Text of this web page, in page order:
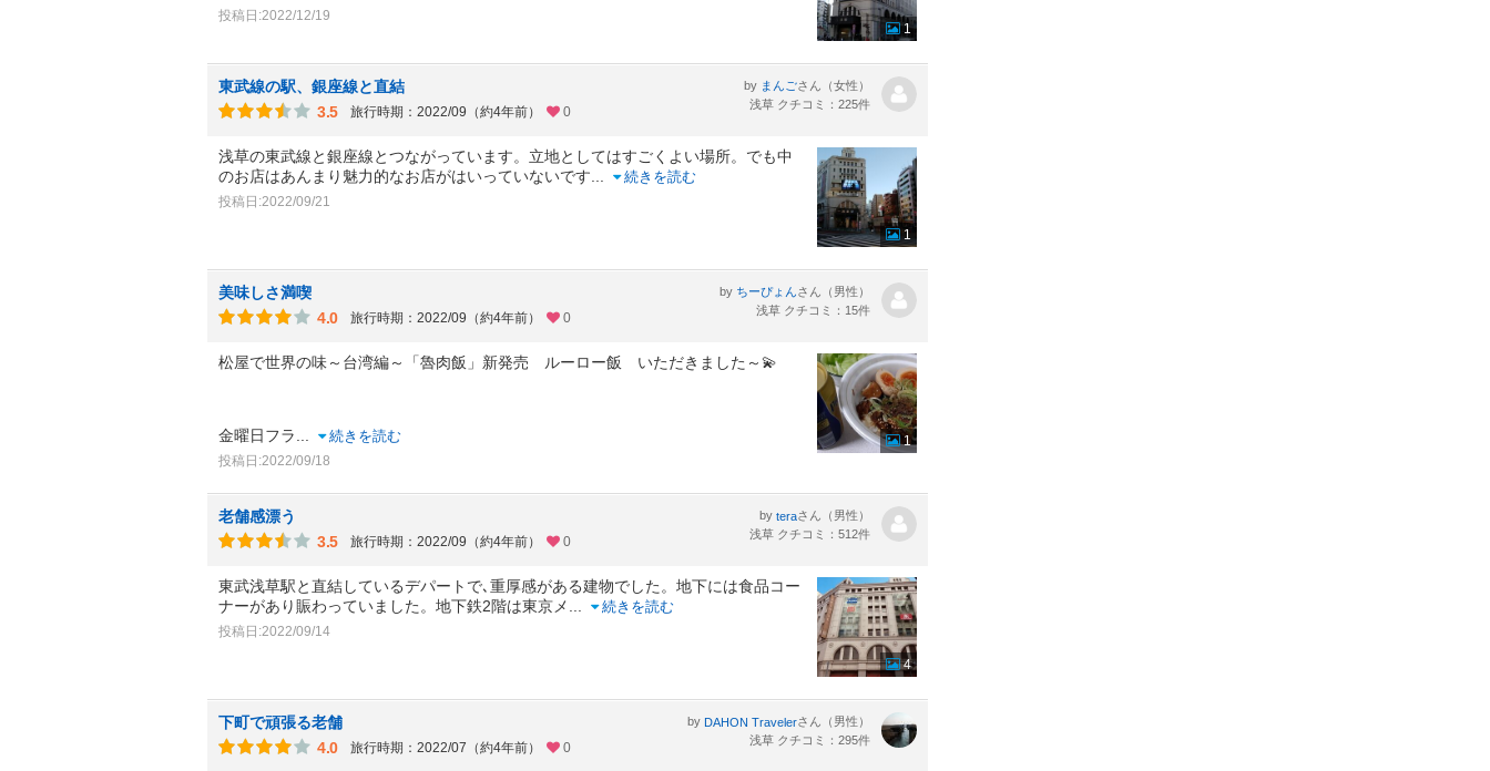
投稿日:2022/12/19
1
東武線の駅、銀座線と直結
3.5
旅行時期：2022/09（約4年前） 0
by まんごさん（女性）
浅草 クチコミ：225件
浅草の東武線と銀座線とつながっています。立地としてはすごくよい場所。でも中
のお店はあんまり魅力的なお店がはいっていないです
続きを読む
投稿日:2022/09/21
1
美味しさ満喫
4.0
旅行時期：2022/09（約4年前） 0
by ちーぴょんさん（男性）
浅草 クチコミ：15件
松屋で世界の味～台湾編～「魯肉飯」新発売 ルーロー飯 いただきました～💫
金曜日フラ 続きを読む
投稿日:2022/09/18
1
老舗感漂う
3.5
旅行時期：2022/09（約4年前） 0
by teraさん（男性）
浅草 クチコミ：512件
東武浅草駅と直結しているデパートで､重厚感がある建物でした。地下には食品コー
ナーがあり賑わっていました。地下鉄2階は東京メ
続きを読む
投稿日:2022/09/14
4
下町で頑張る老舗
4.0
旅行時期：2022/07（約4年前） 0
by DAHON Travelerさん（男性）
浅草 クチコミ：295件